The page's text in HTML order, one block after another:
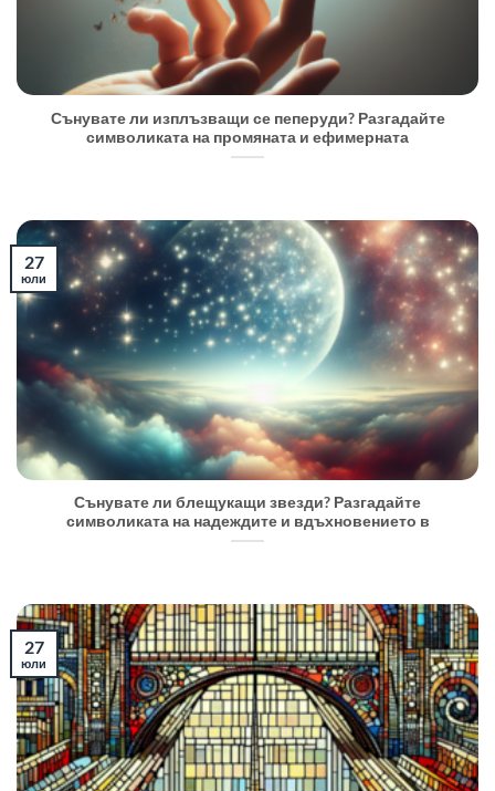
Сънувате ли изплъзващи се пеперуди? Разгадайте
символиката на промяната и ефимерната
Сънувате ли блещукащи звезди? Разгадайте
символиката на надеждите и вдъхновението в
27
юли
27
юли